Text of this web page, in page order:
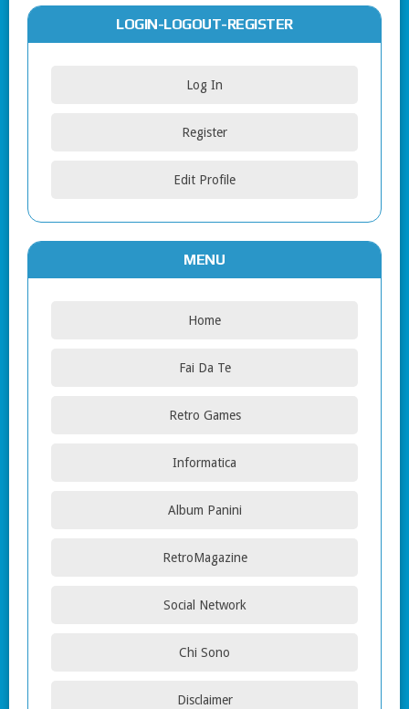
LOGIN-LOGOUT-REGISTER
Log In
Register
Edit Profile
MENU
Home
Fai Da Te
Retro Games
Informatica
Album Panini
RetroMagazine
Social Network
Chi Sono
Disclaimer